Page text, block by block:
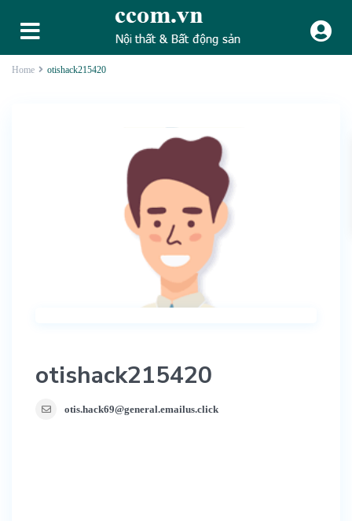
Home otishack215420
otishack215420
otis.hack69@general.emailus.click